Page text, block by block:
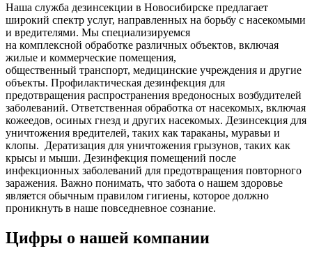
Наша служба дезинсекции в Новосибирске предлагает
широкий спектр услуг, направленных на борьбу с насекомыми
и вредителями. Мы специализируемся
на комплексной обработке различных объектов, включая
жилые и коммерческие помещения,
общественный транспорт, медицинские учреждения и другие
объекты. Профилактическая дезинфекция для
предотвращения распространения вредоносных возбудителей
заболеваний. Ответственная обработка от насекомых, включая
кожеедов, осиных гнезд и других насекомых. Дезинсекция для
уничтожения вредителей, таких как тараканы, муравьи и
клопы. Дератизация для уничтожения грызунов, таких как
крысы и мыши. Дезинфекция помещений после
инфекционных заболеваний для предотвращения повторного
заражения. Важно понимать, что забота о нашем здоровье
является обычным правилом гигиены, которое должно
проникнуть в наше повседневное сознание.
Цифры о нашей компании